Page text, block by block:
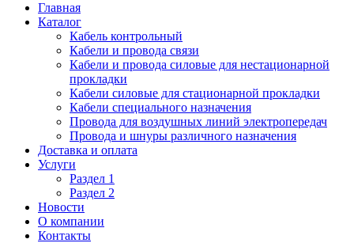
Главная
Каталог
Кабель контрольный
Кабели и провода связи
Кабели и провода силовые для нестационарной
прокладки
Кабели силовые для стационарной прокладки
Кабели специального назначения
Провода для воздушных линий электропередач
Провода и шнуры различного назначения
Доставка и оплата
Услуги
Раздел 1
Раздел 2
Новости
О компании
Контакты